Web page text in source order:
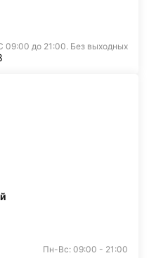
09:00 до 21:00. Без выходных
Пн-Вс: 09:00 - 21:00